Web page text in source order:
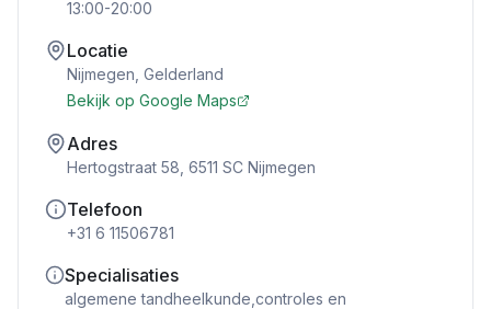
13:00-20:00
Locatie
Nijmegen Gelderland
Bekijk op Google Maps
Adres
Hertogstraat 58, 6511 SC Nijmegen
Telefoon
+31 6 11506781
Specialisaties
algemene tandheelkunde,controles en